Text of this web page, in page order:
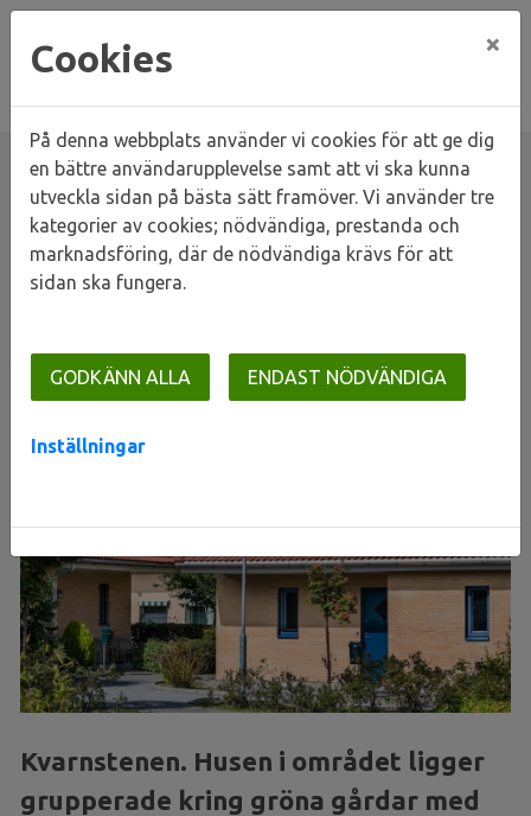
Hem Våra områden Utanför Lunds stad
Dalby
Kvarnstenen
Kvarnstenen. Husen i området ligger
grupperade kring gröna gårdar med
Cookies ×
På denna webbplats använder vi cookies för att ge dig
en bättre användarupplevelse samt att vi ska kunna
utveckla sidan på bästa sätt framöver. Vi använder tre
kategorier av cookies; nödvändiga, prestanda och
marknadsföring, där de nödvändiga krävs för att
sidan ska fungera.
GODKÄNN ALLA ENDAST NÖDVÄNDIGA
Inställningar